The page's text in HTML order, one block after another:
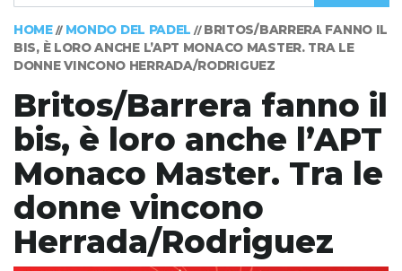
HOME// MONDO DEL PADEL // BRITOS/BARRERA FANNO IL
BIS, È LORO ANCHE L’APT MONACO MASTER. TRA LE
DONNE VINCONO HERRADA/RODRIGUEZ
Britos/Barrera fanno il
bis, è loro anche l’APT
Monaco Master. Tra le
donne vincono
Herrada/Rodriguez